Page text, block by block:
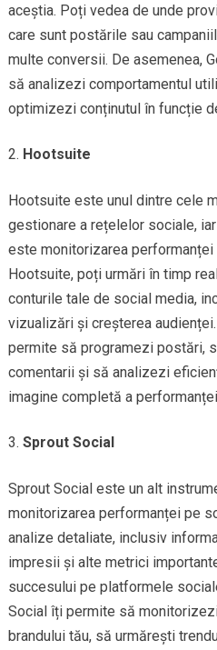
aceștia. Poți vedea de unde
care sunt postările sau
multe conversii. De asemenea,
să analizezi comportamentul
optimizezi conținutul în funcție
Hootsuite
Hootsuite este unul dintre cele
gestionare a rețelelor sociale,
este monitorizarea performanței
Hootsuite, poți urmări în timp
conturile tale de social media,
vizualizări și creșterea
permite să programezi postări,
comentarii și să analizezi
imagine completă a
Sprout Social
Sprout Social este un alt
monitorizarea performanței pe
analize detaliate, inclusiv
impresii și alte metrici
succesului pe platformele
Social îți permite să
brandului tău, să urmărești